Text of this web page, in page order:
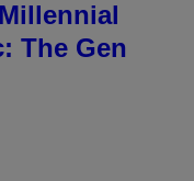
The Gen